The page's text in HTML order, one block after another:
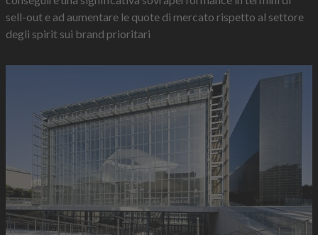
sell-out e ad aumentare le quote di mercato rispetto al settore
degli spirit sui brand prioritari